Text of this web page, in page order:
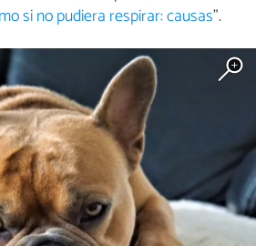
si no pudiera respirar: causas".